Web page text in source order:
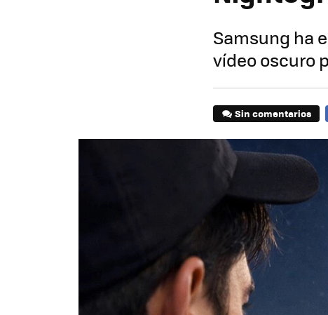
Samsung ha
vídeo oscuro
Sin comentarios